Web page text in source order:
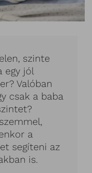
szinte
egy jól
Valóban
csak a baba
a
segíteni az
is.